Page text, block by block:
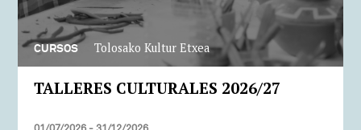
CURSOS Tolosako Kultur Etxea
TALLERES CULTURALES 2026/27